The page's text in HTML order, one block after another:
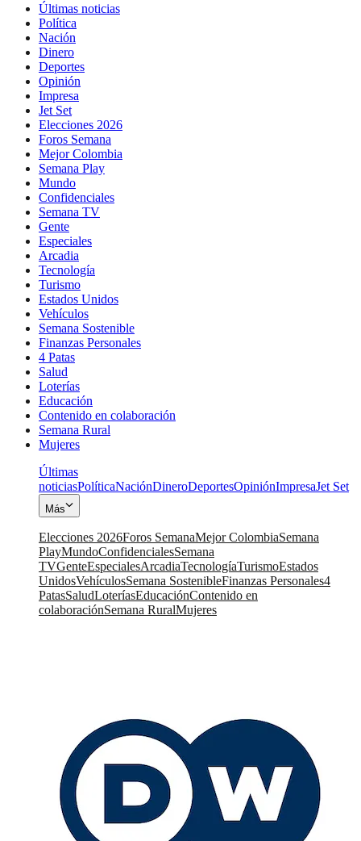
Últimas noticias
Política
Nación
Dinero
Deportes
Opinión
Impresa
Jet Set
Elecciones 2026
Foros Semana
Mejor Colombia
Semana Play
Mundo
Confidenciales
Semana TV
Gente
Especiales
Arcadia
Tecnología
Turismo
Estados Unidos
Vehículos
Semana Sostenible
Finanzas Personales
4 Patas
Salud
Loterías
Educación
Contenido en colaboración
Semana Rural
Mujeres
Últimas
noticiasPolíticaNaciónDineroDeportesOpiniónImpresaJet Set
Más
Elecciones 2026Foros SemanaMejor ColombiaSemana
PlayMundoConfidencialesSemana
TVGenteEspecialesArcadiaTecnologíaTurismoEstados
UnidosVehículosSemana SostenibleFinanzas Personales4
PatasSaludLoteríasEducaciónContenido en
colaboraciónSemana RuralMujeres